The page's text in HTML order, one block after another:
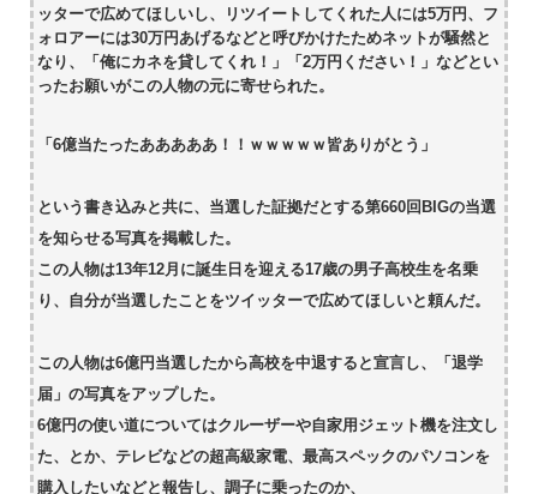
ッターで広めてほしいし、リツイートしてくれた人には5万円、フ
ォロアーには30万円あげるなどと呼びかけたためネットが騒然と
なり、「俺にカネを貸してくれ！」「2万円ください！」などとい
ったお願いがこの人物の元に寄せられた。
「6億当たったあああああ！！ｗｗｗｗｗ皆ありがとう」
という書き込みと共に、当選した証拠だとする第660回BIGの当選
を知らせる写真を掲載した。
この人物は13年12月に誕生日を迎える17歳の男子高校生を名乗
り、自分が当選したことをツイッターで広めてほしいと頼んだ。
この人物は6億円当選したから高校を中退すると宣言し、「退学
届」の写真をアップした。
6億円の使い道についてはクルーザーや自家用ジェット機を注文し
た、とか、テレビなどの超高級家電、最高スペックのパソコンを
購入したいなどと報告し、調子に乗ったのか、